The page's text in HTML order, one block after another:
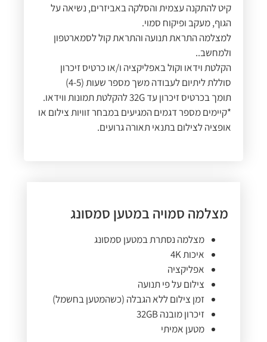
קיט להתקנה עצמית והסלקה באביזרים, נשיאה על
הגוף, מעקב ופיקוח סמוי.
למצלמה התראת תנועה והתראת קול לסמארטפון
ולמחשב..
הקלטת וידאו וקול באפליקציה ו/או כרטיס זיכרון
סוללת ליתיום לעבודה משך מספר שעות (4-5)
תומך בכרטיס זיכרון עד 32G להקלטת תמונות ווידאו.
*קיימים מספר דגמים המגיעים במבחר זוויות צילום או
אופציה לצילום בתנאי תאורה גרועים.
מצלמה סמויה במטען סמסונג
מצלמה נסתרת במטען סמסונג
איכות 4K
אפליקציה
צילום על פי תנועה
זמן צילום ללא הגבלה (כשהמטען בחשמל)
זיכרון מובנה 32GB
מטען אמיתי